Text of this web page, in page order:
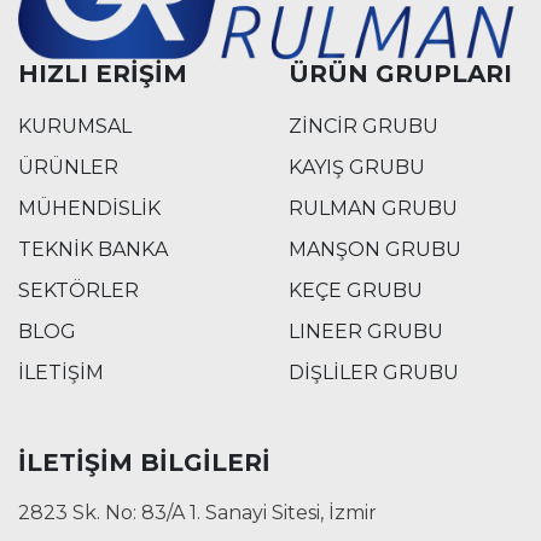
HIZLI ERİŞİM
KURUMSAL
ÜRÜNLER
MÜHENDİSLİK
TEKNİK BANKA
SEKTÖRLER
BLOG
İLETİŞİM
ÜRÜN GRUPLARI
ZİNCİR GRUBU
KAYIŞ GRUBU
RULMAN GRUBU
MANŞON GRUBU
KEÇE GRUBU
LINEER GRUBU
DİŞLİLER GRUBU
İLETİŞİM BİLGİLERİ
2823 Sk. No: 83/A 1. Sanayi Sitesi, İzmir